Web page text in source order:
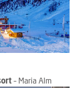
– Maria Alm